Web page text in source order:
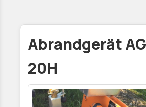
Abrandgerät AG
20H